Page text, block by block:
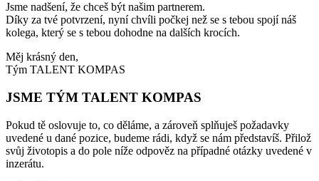
Jsme nadšení, že chceš být našim partnerem.
Díky za tvé potvrzení, nyní chvíli počkej než se s tebou spojí náš
kolega, který se s tebou dohodne na dalších krocích.
Měj krásný den,
Tým TALENT KOMPAS
JSME TÝM TALENT KOMPAS
Pokud tě oslovuje to, co děláme, a zároveň splňuješ požadavky
uvedené u dané pozice, budeme rádi, když se nám představíš. Přilož
svůj životopis a do pole níže odpověz na případné otázky uvedené v
inzerátu.